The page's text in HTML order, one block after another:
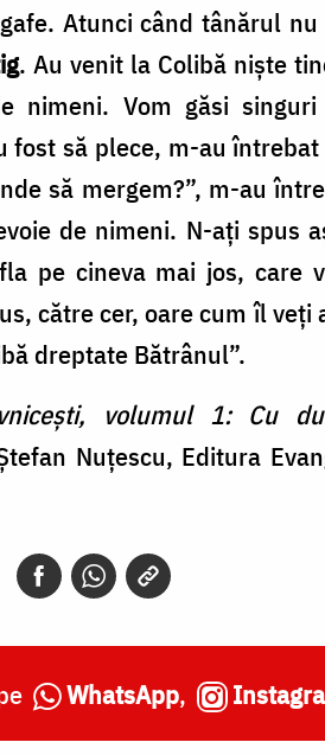
Atunci când tânărul
. Au venit la Colibă nişte
nimeni. Vom găsi
să plece, m-au
să mergem?”, m-au
de nimeni. N-aţi spus
pe cineva mai jos, care
către cer, oare cum îl
dreptate Bătrânul”.
volumul 1: Cu
Nuțescu, Editura
WhatsApp,